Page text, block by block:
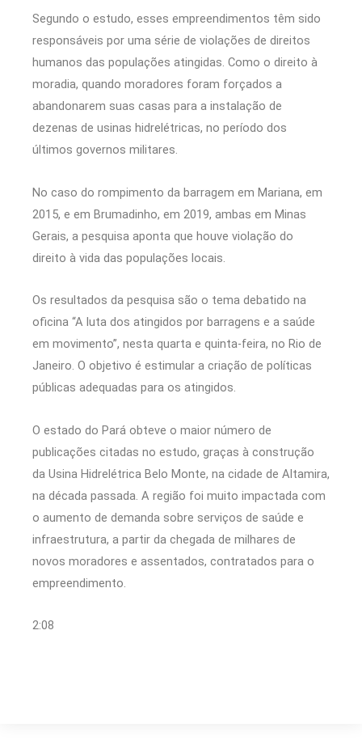
Segundo o estudo, esses empreendimentos têm sido
responsáveis por uma série de violações de direitos
humanos das populações atingidas. Como o direito à
moradia, quando moradores foram forçados a
abandonarem suas casas para a instalação de
dezenas de usinas hidrelétricas, no período dos
últimos governos militares.
No caso do rompimento da barragem em Mariana, em
2015, e em Brumadinho, em 2019, ambas em Minas
Gerais, a pesquisa aponta que houve violação do
direito à vida das populações locais.
Os resultados da pesquisa são o tema debatido na
oficina “A luta dos atingidos por barragens e a saúde
em movimento”, nesta quarta e quinta-feira, no Rio de
Janeiro. O objetivo é estimular a criação de políticas
públicas adequadas para os atingidos.
O estado do Pará obteve o maior número de
publicações citadas no estudo, graças à construção
da Usina Hidrelétrica Belo Monte, na cidade de Altamira,
na década passada. A região foi muito impactada com
o aumento de demanda sobre serviços de saúde e
infraestrutura, a partir da chegada de milhares de
novos moradores e assentados, contratados para o
empreendimento.
2:08